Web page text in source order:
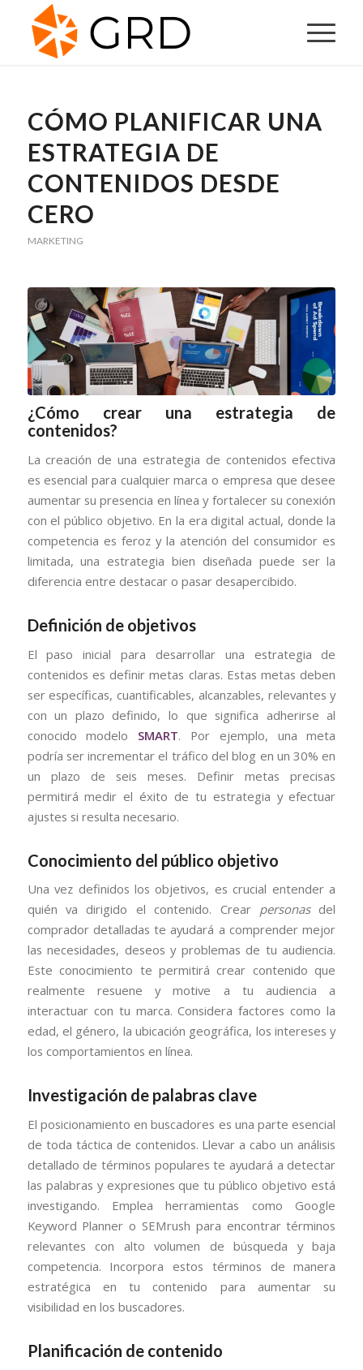
CÓMO PLANIFICAR UNA
ESTRATEGIA DE
CONTENIDOS DESDE
CERO
MARKETING
¿Cómo crear una estrategia de
contenidos?
La creación de una estrategia de contenidos efectiva
es esencial para cualquier marca o empresa que desee
aumentar su presencia en línea y fortalecer su conexión
con el público objetivo. En la era digital actual, donde la
competencia es feroz y la atención del consumidor es
limitada, una estrategia bien diseñada puede ser la
diferencia entre destacar o pasar desapercibido.
Definición de objetivos
El paso inicial para desarrollar una estrategia de
contenidos es definir metas claras. Estas metas deben
ser específicas, cuantificables, alcanzables, relevantes y
con un plazo definido, lo que significa adherirse al
conocido modelo SMART. Por ejemplo, una meta
podría ser incrementar el tráfico del blog en un 30% en
un plazo de seis meses. Definir metas precisas
permitirá medir el éxito de tu estrategia y efectuar
ajustes si resulta necesario.
Conocimiento del público objetivo
Una vez definidos los objetivos, es crucial entender a
quién va dirigido el contenido. Crear personasdel
comprador detalladas te ayudará a comprender mejor
las necesidades, deseos y problemas de tu audiencia.
Este conocimiento te permitirá crear contenido que
realmente resuene y motive a tu audiencia a
interactuar con tu marca. Considera factores como la
edad, el género, la ubicación geográfica, los intereses y
los comportamientos en línea.
Investigación de palabras clave
El posicionamiento en buscadores es una parte esencial
de toda táctica de contenidos. Llevar a cabo un análisis
detallado de términos populares te ayudará a detectar
las palabras y expresiones que tu público objetivo está
investigando. Emplea herramientas como Google
Keyword Planner o SEMrush para encontrar términos
relevantes con alto volumen de búsqueda y baja
competencia. Incorpora estos términos de manera
estratégica en tu contenido para aumentar su
visibilidad en los buscadores.
Planificación de contenido